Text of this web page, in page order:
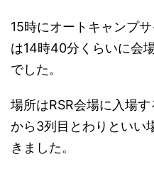
15時にオートキャンプ
は14時40分くらいに会
でした。
場所はRSR会場に入場
から3列目とわりといい
きました。